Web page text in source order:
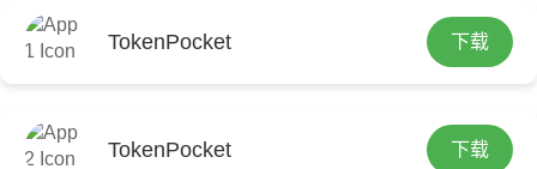
TokenPocket 下载
TokenPocket 下载
首页
TP钱包如何添加FIL资产？掌握最新版
本与添加细节，顺畅管理Filecoin